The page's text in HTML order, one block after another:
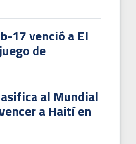
17 venció a El
de
al Mundial
a Haití en